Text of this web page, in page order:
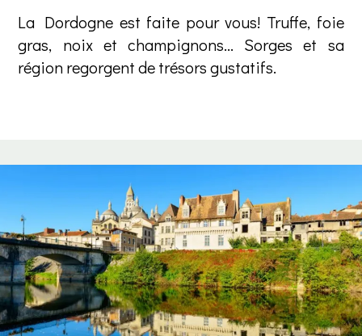
La Dordogne est faite pour vous! Truffe, foie
gras, noix et champignons... Sorges et sa
région regorgent de trésors gustatifs.